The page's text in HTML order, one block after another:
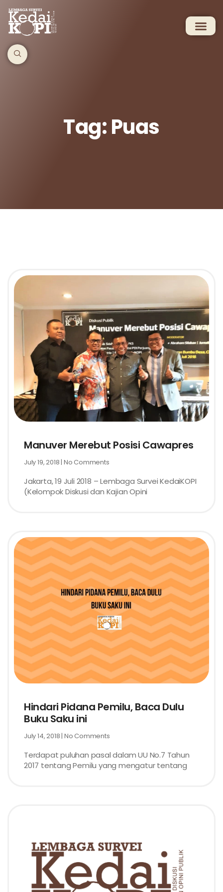
Tag: Puas
Manuver Merebut Posisi Cawapres
July 19, 2018 No Comments
Jakarta, 19 Juli 2018 – Lembaga Survei KedaiKOPI
(Kelompok Diskusi dan Kajian Opini
Hindari Pidana Pemilu, Baca Dulu
Buku Saku ini
July 14, 2018 No Comments
Terdapat puluhan pasal dalam UU No.7 Tahun
2017 tentang Pemilu yang mengatur tentang